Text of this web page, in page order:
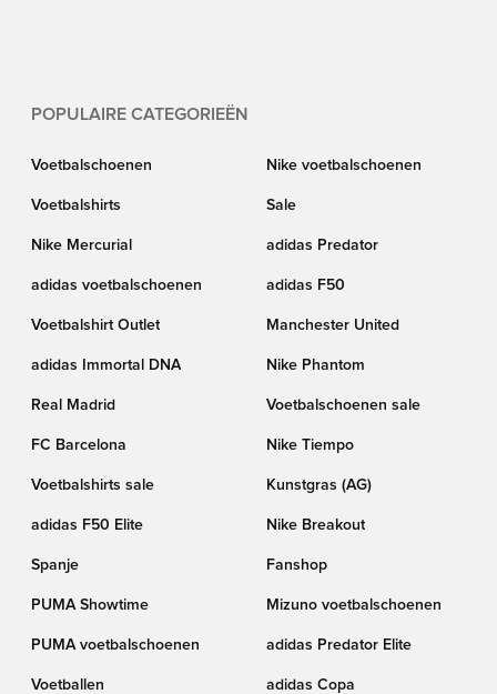
POPULAIRE CATEGORIEËN
Voetbalschoenen Nike voetbalschoenen
Voetbalshirts Sale
Nike Mercurial adidas Predator
adidas voetbalschoenen adidas F50
Voetbalshirt Outlet Manchester United
adidas Immortal DNA Nike Phantom
Real Madrid Voetbalschoenen sale
FC Barcelona Nike Tiempo
Voetbalshirts sale Kunstgras (AG)
adidas F50 Elite Nike Breakout
Spanje Fanshop
PUMA Showtime Mizuno voetbalschoenen
PUMA voetbalschoenen adidas Predator Elite
Voetballen adidas Copa